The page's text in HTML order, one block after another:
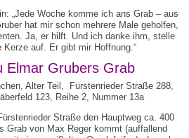
„Jede Woche komme ich ans Grab – aus
hat mir schon mehrere Male geholfen,
Ja, er hilft. Und ich danke ihm, stelle
Kerze auf. Er gibt mir Hoffnung.“
Elmar Grubers Grab
Alter Teil, Fürstenrieder Straße 288,
123, Reihe 2, Nummer 13a
Straße den Hauptweg ca. 400
Grab von Max Reger kommt (auffallend